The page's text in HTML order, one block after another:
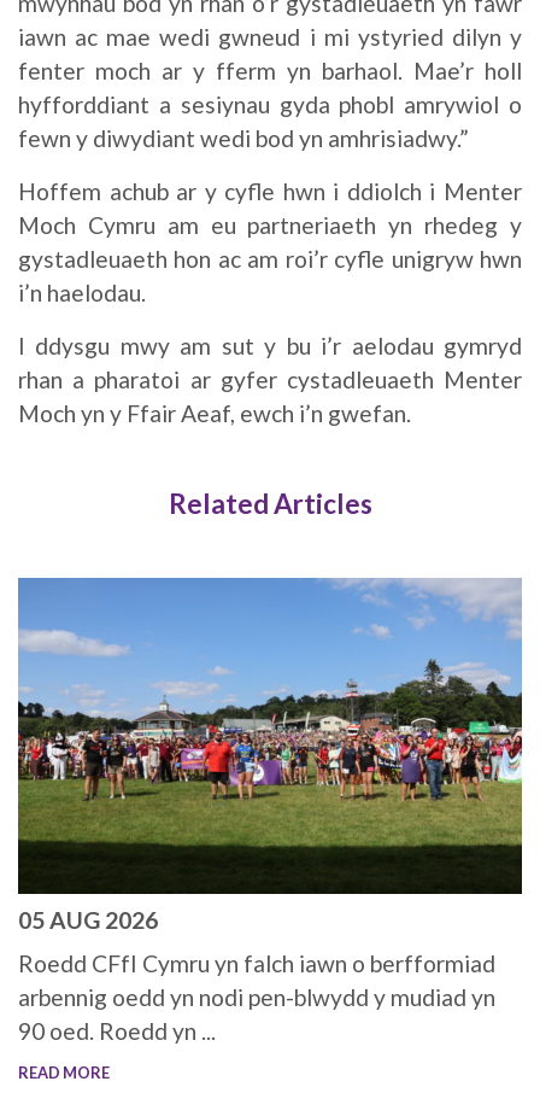
iawn ac mae wedi gwneud i mi ystyried dilyn y
fenter moch ar y fferm yn barhaol. Mae’r holl
hyfforddiant a sesiynau gyda phobl amrywiol o
fewn y diwydiant wedi bod yn amhrisiadwy.”
Hoffem achub ar y cyfle hwn i ddiolch i Menter
Moch Cymru am eu partneriaeth yn rhedeg y
gystadleuaeth hon ac am roi’r cyfle unigryw hwn
i’n haelodau.
I ddysgu mwy am sut y bu i’r aelodau gymryd
rhan a pharatoi ar gyfer cystadleuaeth Menter
Moch yn y Ffair Aeaf, ewch i’n gwefan.
Related Articles
05 AUG 2026
Roedd CFfI Cymru yn falch iawn o berfformiad
arbennig oedd yn nodi pen-blwydd y mudiad yn
90 oed. Roedd yn ...
READ MORE